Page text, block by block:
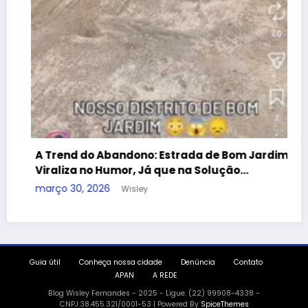
do Abandono: Estrada de Bom Jardim
no Humor, Já que na Solução…
30, 2026 Wisley
Blog Wisley Fernandes - 2025 - Ligue: (22) 99908-4338 -
CNPJ:38.455.321/0001-53 | Powered BySpiceThemes